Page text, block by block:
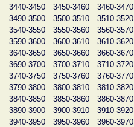
3440-3450
3450-3460 3460-3470
3490-3500
3500-3510 3510-3520
3540-3550
3550-3560 3560-3570
3590-3600
3600-3610 3610-3620
3640-3650
3650-3660 3660-3670
3690-3700
3700-3710 3710-3720
3740-3750
3750-3760 3760-3770
3790-3800
3800-3810 3810-3820
3840-3850
3850-3860 3860-3870
3890-3900
3900-3910 3910-3920
3940-3950
3950-3960 3960-3970